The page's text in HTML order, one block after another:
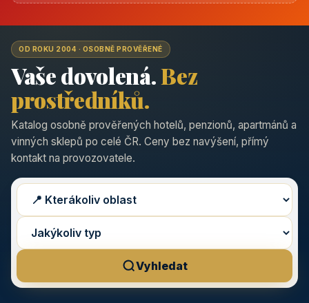
OD ROKU 2004 · OSOBNĚ PROVĚŘENÉ
Vaše dovolená.Bez
prostředníků.
Katalog osobně prověřených hotelů, penzionů, apartmánů a
vinných sklepů po celé ČR. Ceny bez navýšení, přímý
kontakt na provozovatele.
Vyhledat